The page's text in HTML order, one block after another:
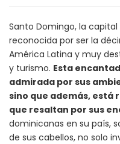
Santo Domingo, la capital
reconocida por ser la
América Latina y muy
y turismo. Esta
admirada por sus
sino que además, está
que resaltan por sus
dominicanas en su país,
de sus cabellos, no solo